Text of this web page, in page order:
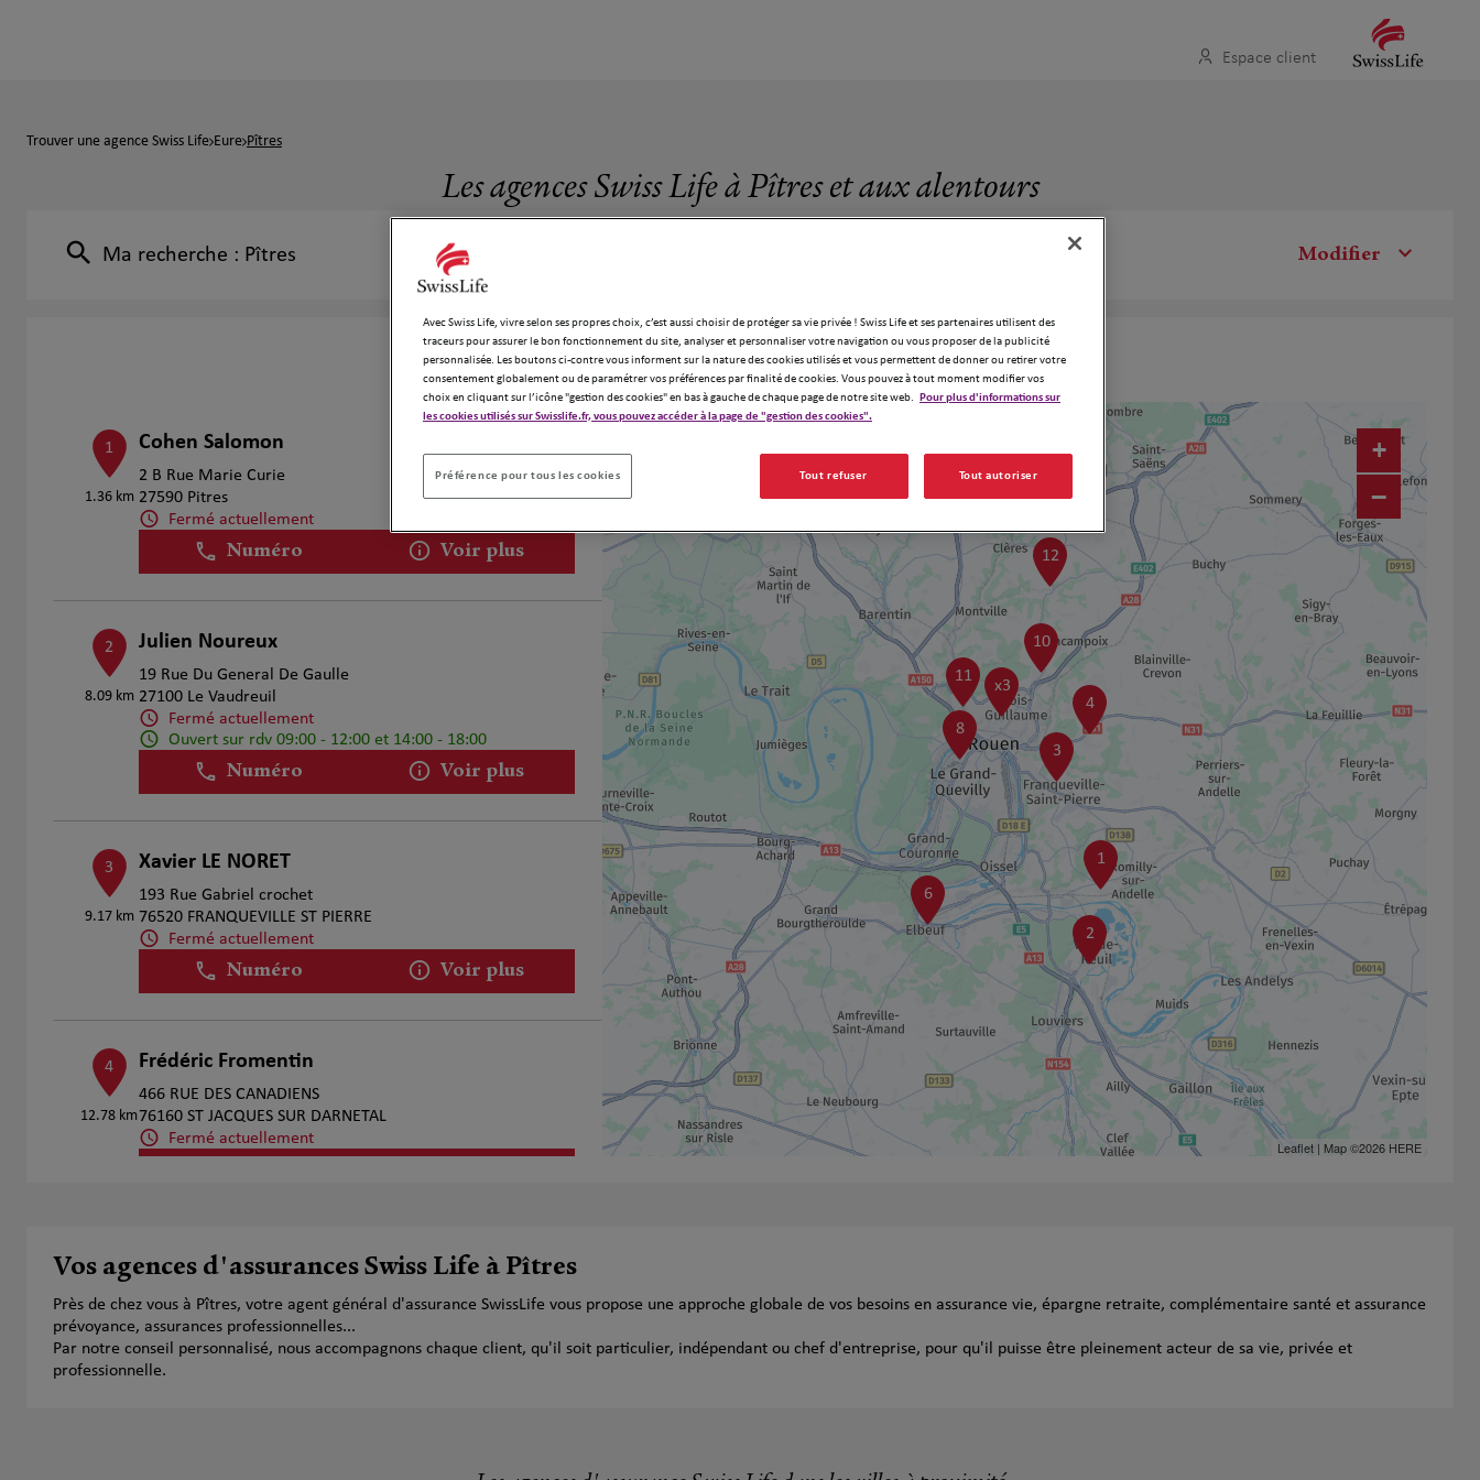
Espace client
Trouver une agence Swiss Life Eure Pîtres
Les agences Swiss Life à Pîtres et aux alentours
Ma recherche : Pîtres Modifier
12 agences Swiss Life à Pîtres
1
1.36 km
Cohen Salomon
2 B Rue Marie Curie
27590 Pitres
Fermé actuellement
Numéro Voir plus
2
8.09 km
Julien Noureux
19 Rue Du General De Gaulle
27100 Le Vaudreuil
Fermé actuellement
Ouvert sur rdv 09:00 - 12:00 et 14:00 - 18:00
Numéro Voir plus
3
9.17 km
Xavier LE NORET
193 Rue Gabriel crochet
76520 FRANQUEVILLE ST PIERRE
Fermé actuellement
Numéro Voir plus
4
12.78 km
Frédéric Fromentin
466 RUE DES CANADIENS
76160 ST JACQUES SUR DARNETAL
Fermé actuellement
5 Mallenguery Quentin
76420 BIHOREL
Fermé actuellement
Numéro Voir plus
12
10
6
11
8
4
3
x3
2
1
+
−
Leaflet| Map ©2026 HERE
Vos agences d'assurances Swiss Life à Pîtres
Près de chez vous à Pîtres, votre agent général d'assurance SwissLife vous propose une approche globale de vos besoins en assurance vie, épargne retraite, complémentaire santé et assurance
prévoyance, assurances professionnelles...
Par notre conseil personnalisé, nous accompagnons chaque client, qu'il soit particulier, indépendant ou chef d'entreprise, pour qu'il puisse être pleinement acteur de sa vie, privée et
professionnelle.
Avec Swiss Life, vivre selon ses propres choix, c’est aussi choisir de protéger sa vie privée ! Swiss Life et ses partenaires utilisent des
traceurs pour assurer le bon fonctionnement du site, analyser et personnaliser votre navigation ou vous proposer de la publicité
personnalisée. Les boutons ci-contre vous informent sur la nature des cookies utilisés et vous permettent de donner ou retirer votre
consentement globalement ou de paramétrer vos préférences par finalité de cookies. Vous pouvez à tout moment modifier vos
choix en cliquant sur l’icône "gestion des cookies" en bas à gauche de chaque page de notre site web.
Pour plus d'informations sur
les cookies utilisés sur Swisslife.fr, vous pouvez accéder à la page de "gestion des cookies".
Préférence pour tous les cookies Tout refuser Tout autoriser